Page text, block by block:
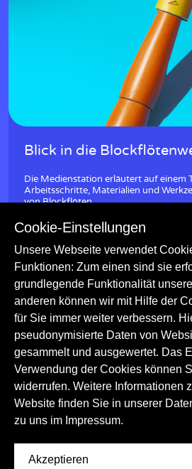
Blick in die
Die Medienstation erläutert auf einem
Arbeitsschritte, Materialien und
von Blockflöten.
Musikinstrumente
Handwerk
Firmengeschichte
Musikgeschichte
Musik
Handwerk und Techniken
Cookie-Einstellungen
Unsere Webseite verwendet
Funktionen: Zum einen sind sie
grundlegende Funktionalität
anderen können wir mit Hilfe der
für Sie immer weiter verbessern.
pseudonymisierte Daten von
gesammelt und ausgewertet. Das
Verwendung der Cookies können
widerrufen. Weitere Informationen
Website finden Sie in unserer
zu uns im Impressum.
Akzeptieren